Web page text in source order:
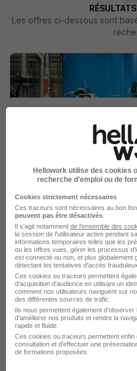
Les offres ci-dessous sont
Conducteur de Ligne
Strasbourg - 67 CDI
Voir l’offre
Chaudronnier
Altrad Endel
Strasbourg - 67 CDI 28
Hellowork utilise des cookies
recherche d’emploi ou de
Cookies strictement nécessaires
Ces traceurs sont nécessaires au bon
peuvent pas être désactivés
Il s'agit notamment de l'ensemble des
la session de l'utilisateur active pendant
informations temporaires telles que les
ou les offres vues, gérer les processus
est connecté ou non, et plus globalement
détectant les tentatives d'accès
Ces cookies ou traceurs permettent
d'acquisition d'audience en utilisant un
comment nos utilisateurs naviguent sur
des différentes sources de trafic.
Ils nous permettent également
d'améliorer nos produits et rendre la
rapide et fluide.
Ces cookies ou traceurs permettent
consultation et d'effectuer une
de formations proposées.